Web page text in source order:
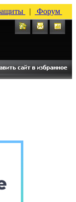
| Форум